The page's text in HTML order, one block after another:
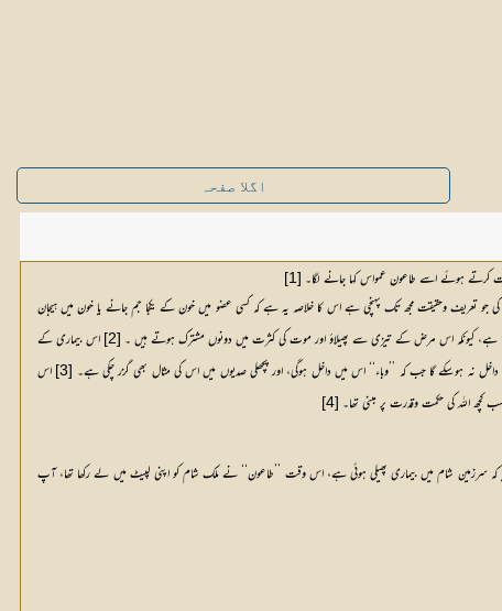
اگلا صفحہ
کرتے ہوئے اسے طاعون عمواس کہا جانے لگا۔ [1]
تعریف وحقیقت مجھ تک پہنچی ہے اس کا خلاصہ یہ ہے کہ کسی عضو میں خون کے یکجا جم جانے یا خون میں ہیجان
ہے، کیونکہ اس مرض کے تیزی سے پھیلاؤ اور موت کی کثرت میں دونوں مشترک ہوتے ہیں ۔ [2]
نہ ہوسکے گا جب کہ ’’وباء‘‘ اس میں داخل ہوگی، اور پچھلی صدیوں میں اس کی مثال بھی گزر چکی ہے۔ [3]
کچھ اللہ کی حکمت وقدرت پر مبنی تھا۔ [4]
کہ سرزمین شام میں بیماری پھیلی ہوئی ہے، اس وقت ’’طاعون‘‘ نے ملک شام کو اپنی لپیٹ میں لے رکھا تھا، آپ